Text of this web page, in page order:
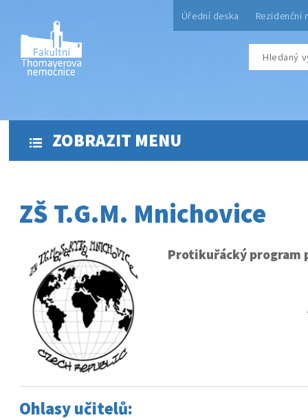
Úřední deska Rezidenční
ZOBRAZIT MENU
ZŠ T.G.M. Mnichovice
Protikuřácký program
Ohlasy učitelů: